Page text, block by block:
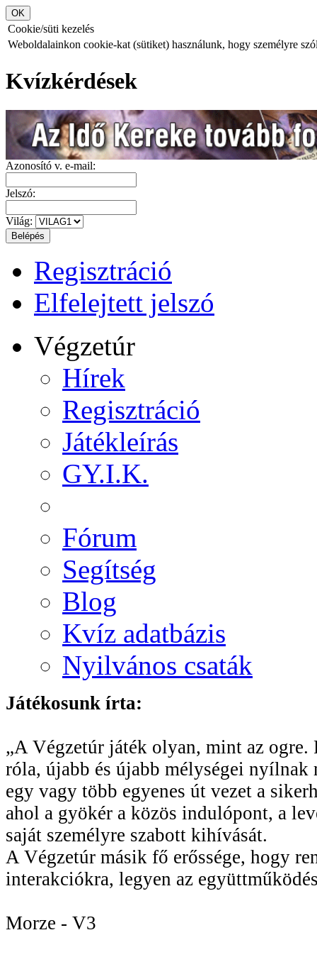
Cookie/süti kezelés
Weboldalainkon cookie-kat (sütiket) használunk, hogy személyre
Kvízkérdések
Azonosító v. e-mail:
Jelszó:
Világ:
Regisztráció
Elfelejtett jelszó
Végzetúr
Hírek
Regisztráció
Játékleírás
GY.I.K.
Fórum
Segítség
Blog
Kvíz adatbázis
Nyilvános csaták
Játékosunk írta:
„A Végzetúr játék olyan, mint az
róla, újabb és újabb mélységei
egy vagy több egyenes út vezet a
ahol a gyökér a közös indulópont, a
saját személyre szabott kihívását.
A Végzetúr másik fő erőssége, hogy
interakciókra, legyen az
Morze - V3